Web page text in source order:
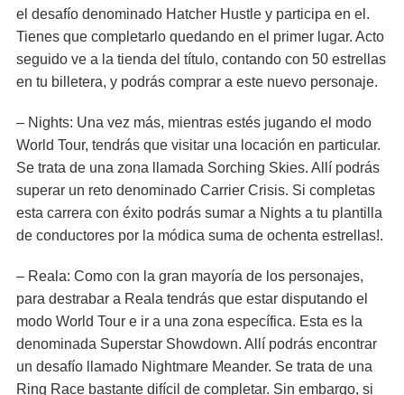
el desafío denominado Hatcher Hustle y participa en el.
Tienes que completarlo quedando en el primer lugar. Acto
seguido ve a la tienda del título, contando con 50 estrellas
en tu billetera, y podrás comprar a este nuevo personaje.
– Nights: Una vez más, mientras estés jugando el modo
World Tour, tendrás que visitar una locación en particular.
Se trata de una zona llamada Sorching Skies. Allí podrás
superar un reto denominado Carrier Crisis. Si completas
esta carrera con éxito podrás sumar a Nights a tu plantilla
de conductores por la módica suma de ochenta estrellas!.
– Reala: Como con la gran mayoría de los personajes,
para destrabar a Reala tendrás que estar disputando el
modo World Tour e ir a una zona específica. Esta es la
denominada Superstar Showdown. Allí podrás encontrar
un desafío llamado Nightmare Meander. Se trata de una
Ring Race bastante difícil de completar. Sin embargo, si